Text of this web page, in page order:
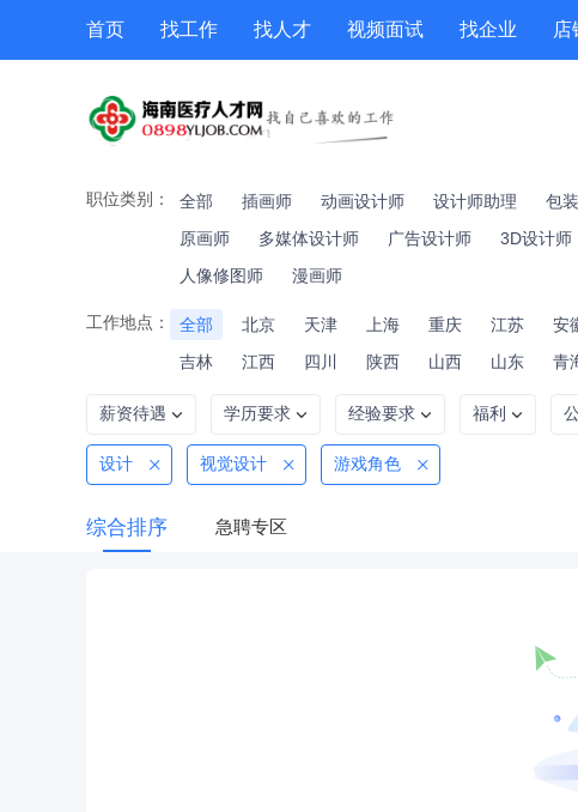
首页 找工作 找人才 视频面试 找企业 店
职位类别： 全部 插画师 动画设计师 设计师助理 包
原画师
多媒体设计师 广告设计师 3D设计师
人像修图师
漫画师
工作地点： 全部 北京 天津 上海 重庆 江苏 安
吉林
江西 四川 陕西 山西 山东 青
薪资待遇 学历要求 经验要求 福利
设计 视觉设计 游戏角色
综合排序 急聘专区